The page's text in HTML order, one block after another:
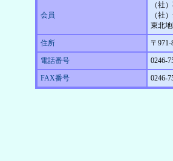
会員
（社
（社
東北
住所 〒
電話番号 0246-
FAX番号 0246-